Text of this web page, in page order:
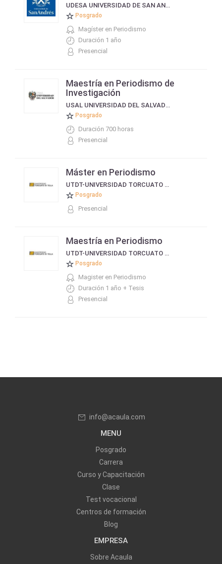
UDESA UNIVERSIDAD DE SAN ANDRÉS
Posgrado
Magíster en Periodismo
Duración 1 año
Presencial
Maestría en Periodismo de
Investigación
USAL UNIVERSIDAD DEL SALVADOR
Posgrado
Duración 700 horas
Presencial
Máster en Periodismo
UTDT-UNIVERSIDAD TORCUATO DI TELLA
Posgrado
Presencial
Maestría en Periodismo
UTDT-UNIVERSIDAD TORCUATO DI TELLA
Posgrado
Magister en Periodismo
Duración 1 año + Tesis
Presencial
info@acaula.com
MENU
Posgrado
Carrera
Curso y Capacitación
Clase
Test vocacional
Centros de formación
Blog
EMPRESA
Sobre Acaula